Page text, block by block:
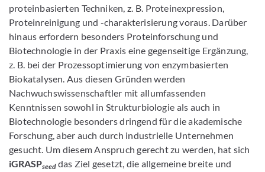
proteinbasierten Techniken, z. B. Proteinexpression,
Proteinreinigung und -charakterisierung voraus. Darüber
hinaus erfordern besonders Proteinforschung und
Biotechnologie in der Praxis eine gegenseitige Ergänzung,
z. B. bei der Prozessoptimierung von enzymbasierten
Biokatalysen. Aus diesen Gründen werden
Nachwuchswissenschaftler mit allumfassenden
Kenntnissen sowohl in Strukturbiologie als auch in
Biotechnologie besonders dringend für die akademische
Forschung, aber auch durch industrielle Unternehmen
gesucht. Um diesem Anspruch gerecht zu werden, hat sich
iGRASPseeddas Ziel gesetzt, die allgemeine breite und